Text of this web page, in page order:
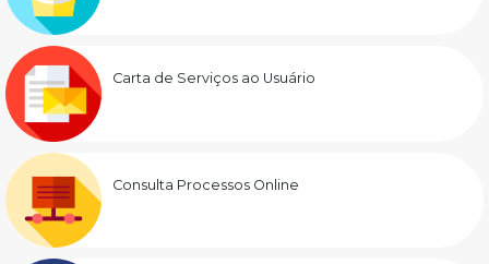
Carta de Serviços ao Usuário
Consulta Processos Online